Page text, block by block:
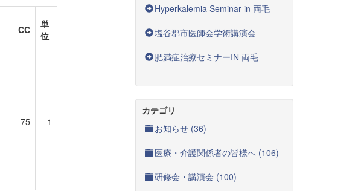
CC
単
位
75 1
Hyperkalemia Seminar in 両毛
塩谷郡市医師会学術講演会
肥満症治療セミナーIN 両毛
カテゴリ
お知らせ (36)
医療・介護関係者の皆様へ (106)
研修会・講演会 (100)